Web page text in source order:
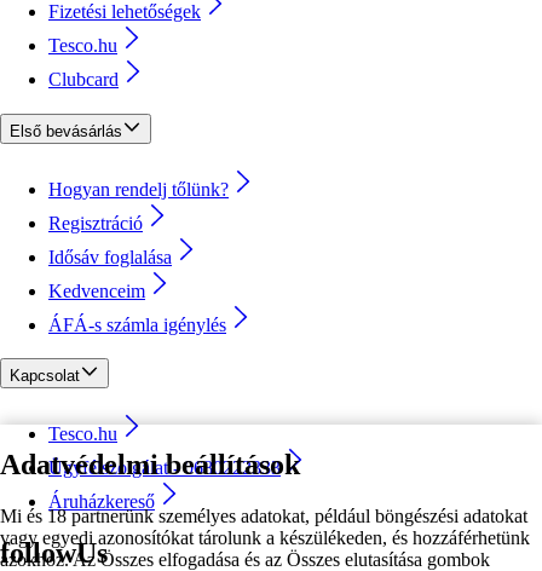
Adatvédelmi beállítások
Mi és 18 partnerünk személyes adatokat, például böngészési adatokat
vagy egyedi azonosítókat tárolunk a készülékeden, és hozzáférhetünk
azokhoz. Az Összes elfogadása és az Összes elutasítása gombok
Fizetési lehetőségek
Tesco.hu
Clubcard
Első bevásárlás
Hogyan rendelj tőlünk?
Regisztráció
Idősáv foglalása
Kedvenceim
ÁFÁ-s számla igénylés
Kapcsolat
Tesco.hu
Ügyfélszolgálat - 0680222333
Áruházkereső
followUs